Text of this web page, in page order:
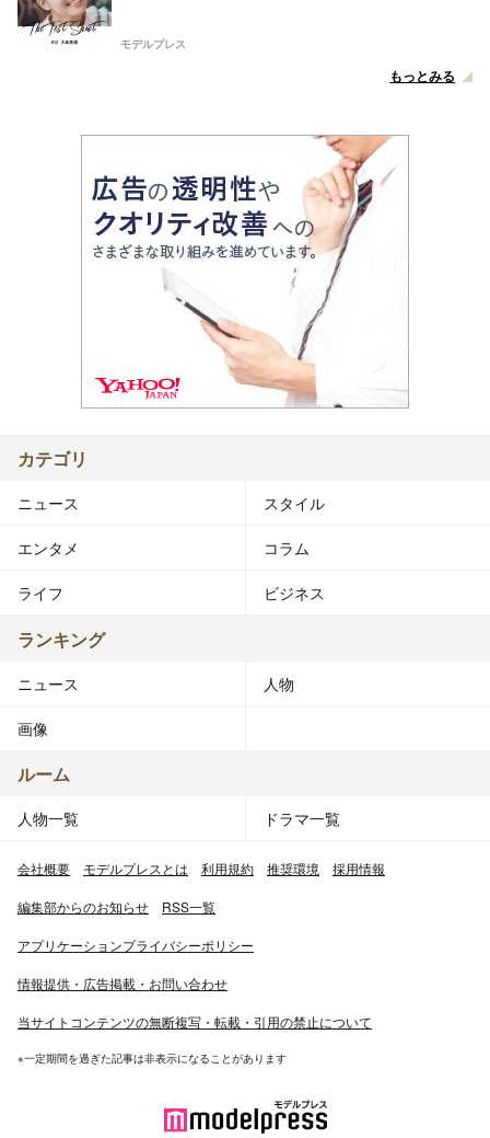
モデルプレス
もっとみる
カテゴリ
ニュース スタイル
エンタメ コラム
ライフ ビジネス
ランキング
ニュース 人物
画像
ルーム
人物一覧 ドラマ一覧
会社概要 モデルプレスとは 利用規約 推奨環境 採用情報
編集部からのお知らせ RSS一覧
アプリケーションプライバシーポリシー
情報提供・広告掲載・お問い合わせ
当サイトコンテンツの無断複写・転載・引用の禁止について
※一定期間を過ぎた記事は非表示になることがあります